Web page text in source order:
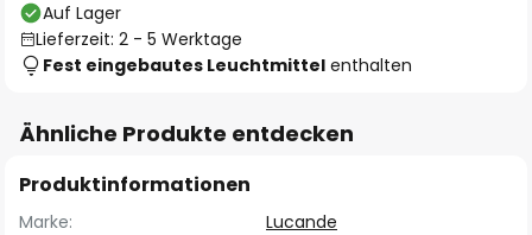
Auf Lager
Lieferzeit: 2 - 5 Werktage
Fest eingebautes Leuchtmittel enthalten
Ähnliche Produkte entdecken
Produktinformationen
Marke:
Lucande